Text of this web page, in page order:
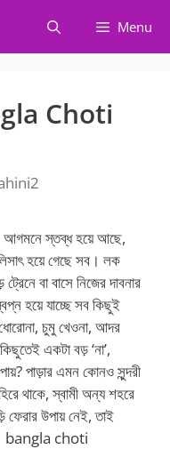
Menu
Choti
আগমনে স্তব্ধ হয়ে আছে,
হয়ে গেছে সব। লক
বা বাসে নিজের দাবনার
হয়ে যাচ্ছে সব কিছুই
চুমু খেওনা, আদর
একটা বড় ‘না’,
পাড়ার এমন কোনও সুন্দরী
থাকে, স্বামী অন্য শহরে
ফেরার উপায় নেই, তাই
bangla choti